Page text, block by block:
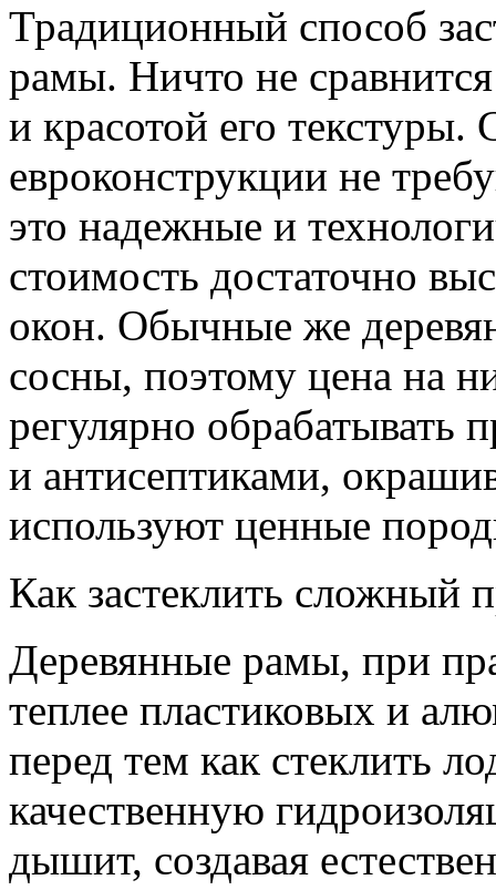
Традиционный способ
рамы. Ничто не
и красотой его
евроконструкции не
это надежные и
стоимость достаточно
окон. Обычные же
сосны, поэтому цена на
регулярно обрабатывать
и антисептиками,
используют ценные
Как застеклить сложный
Деревянные рамы, при
теплее пластиковых и
перед тем как стеклить
качественную
дышит, создавая